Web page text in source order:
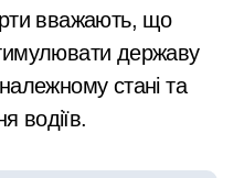
вважають, що
державу
стані та
водіїв.